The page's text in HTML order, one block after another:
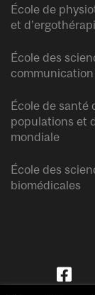
École de
et
École des
École de santé
populations et
mondiale
École des
biomédicales